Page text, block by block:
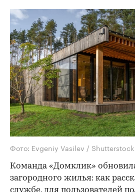
Фото: Evgeniy Vasilev /
Команда «Домклик»
загородного жилья: как
службе, для пользователей